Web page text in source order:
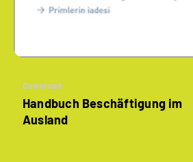
Download
Handbuch Beschäftigung im
Ausland